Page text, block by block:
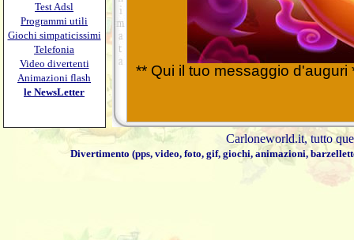
Test Adsl
Programmi utili
Giochi simpaticissimi
Telefonia
Video divertenti
Animazioni flash
le NewsLetter
** Qui il tuo messaggio d'auguri
Carloneworld.it, tutto
Divertimento (pps, video, foto, gif, giochi, animazioni,